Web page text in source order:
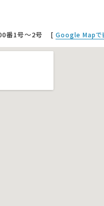
番1号〜2号 [ Google Mapで